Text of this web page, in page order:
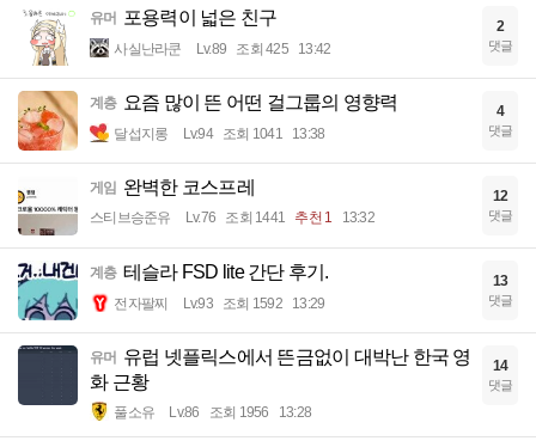
유머 포용력이 넓은 친구
사실난라쿤 Lv.89 조회 425 13:42
2
댓글
계층 요즘 많이 뜬 어떤 걸그룹의 영향력
달섭지롱 Lv.94 조회 1041 13:38
4
댓글
게임 완벽한 코스프레
스티브승준유 Lv.76 조회 1441 추천 1 13:32
12
댓글
계층 테슬라 FSD lite 간단 후기.
전자팔찌 Lv.93 조회 1592 13:29
13
댓글
유머 유럽 넷플릭스에서 뜬금없이 대박난 한국 영
화 근황
풀소유 Lv.86 조회 1956 13:28
14
댓글